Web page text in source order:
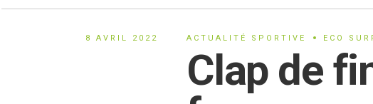
8 AVRIL 2022 ACTUALITÉ SPORTIVE ECO
Clap de